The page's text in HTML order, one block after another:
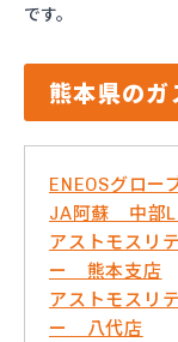
です。
熊本県のガ
ENEOSグロ
JA阿蘇 中部
アストモスリ
ー 熊本支店
アストモスリ
ー 八代店